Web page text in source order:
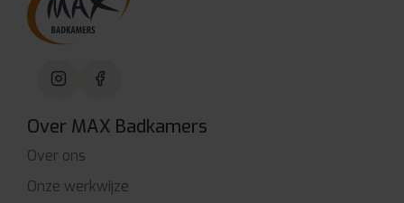
Over MAX Badkamers
Over ons
Onze werkwijze